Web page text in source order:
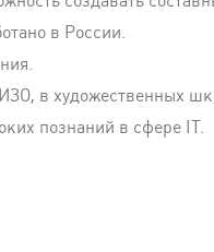
в России.
в художественных
познаний в сфере IT.